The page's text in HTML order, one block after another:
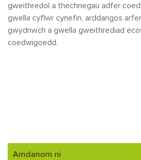
gweithredol a thechnegau adfer
gwella cyflwr cynefin, arddangos
gwydnwch a gwella gweithrediad
coedwigoedd.
Amdanom ni